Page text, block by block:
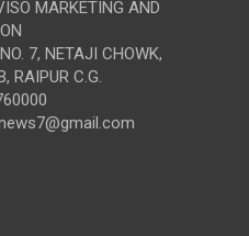
MARKETING AND
7, NETAJI CHOWK,
RAIPUR C.G.